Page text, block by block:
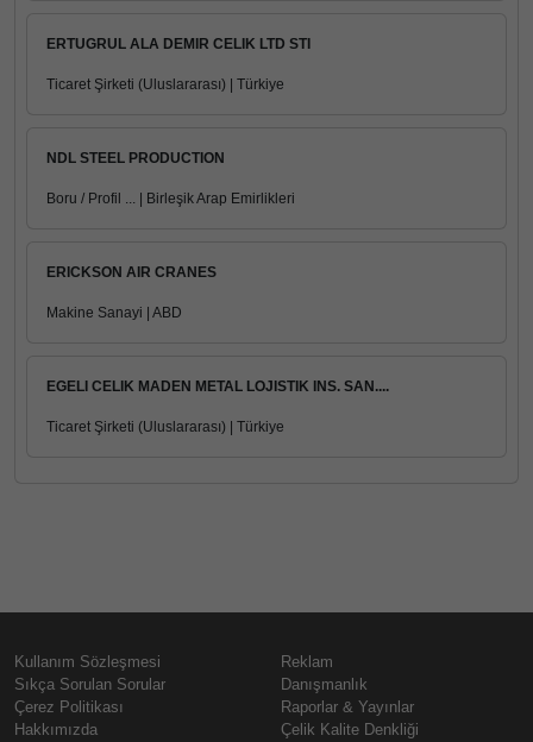
ERTUGRUL ALA DEMIR CELIK LTD STI
Ticaret Şirketi (Uluslararası) | Türkiye
NDL STEEL PRODUCTION
Boru / Profil ... | Birleşik Arap Emirlikleri
ERICKSON AIR CRANES
Makine Sanayi | ABD
EGELI CELIK MADEN METAL LOJISTIK INS. SAN....
Ticaret Şirketi (Uluslararası) | Türkiye
Kullanım Sözleşmesi
Sıkça Sorulan Sorular
Çerez Politikası
Hakkımızda
Reklam
Danışmanlık
Raporlar & Yayınlar
Çelik Kalite Denkliği